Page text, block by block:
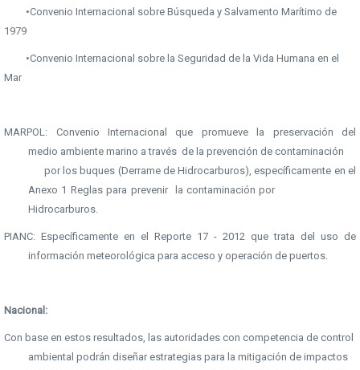
•Convenio Internacional sobre Búsqueda y Salvamento Marítimo de
1979
•Convenio Internacional sobre la Seguridad de la Vida Humana en el
Mar
MARPOL: Convenio Internacional que promueve la preservación del
medio ambiente marino a través de la prevención de contaminación
por los buques (Derrame de Hidrocarburos), específicamente en el
Anexo 1 Reglas para prevenir la contaminación por
Hidrocarburos.
PIANC: Específicamente en el Reporte 17 - 2012 que trata del uso de
información meteorológica para acceso y operación de puertos.
Nacional:
Con base en estos resultados, las autoridades con competencia de control
ambiental podrán diseñar estrategias para la mitigación de impactos